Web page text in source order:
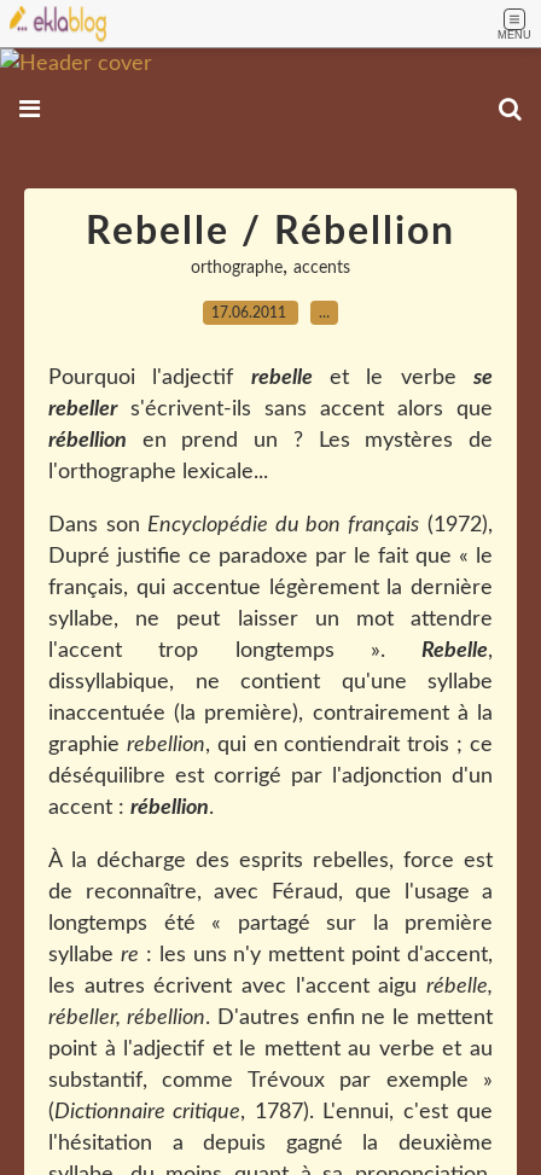
MENU
Rebelle / Rébellion
orthographe, accents
17.06.2011 …
Pourquoi l'adjectif rebelleet le verbese
rebellers'écrivent-ils sans accent alors que
rébellion en prend un ? Les mystères de
l'orthographe lexicale...
Dans son Encyclopédie du bon français (1972),
Dupré justifie ce paradoxe par le fait que « le
français, qui accentue légèrement la dernière
syllabe, ne peut laisser un mot attendre
l'accent trop longtemps ». Rebelle,
dissyllabique, ne contient qu'une syllabe
inaccentuée (la première), contrairement à la
graphie rebellion, qui en contiendrait trois ; ce
déséquilibre est corrigé par l'adjonction d'un
accent : rébellion.
À la décharge des esprits rebelles, force est
de reconnaître, avec Féraud, que l'usage a
longtemps été « partagé sur la première
syllabe re : les uns n'y mettent point d'accent,
les autres écrivent avec l'accent aigu rébelle,
rébeller, rébellion. D'autres enfin ne le mettent
point à l'adjectif et le mettent au verbe et au
substantif, comme Trévoux par exemple »
(Dictionnaire critique, 1787). L'ennui, c'est que
l'hésitation a depuis gagné la deuxième